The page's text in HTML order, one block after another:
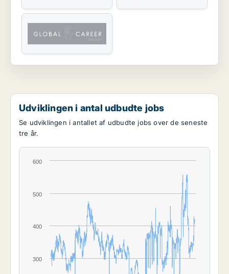
Udviklingen i antal udbudte jobs
Se udviklingen i antallet af udbudte jobs over de seneste
tre år.
300
400
500
600